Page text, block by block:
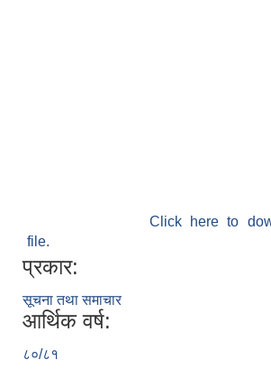
Click here to
file.
प्रकार:
सूचना तथा समाचार
आर्थिक वर्ष:
८०/८१